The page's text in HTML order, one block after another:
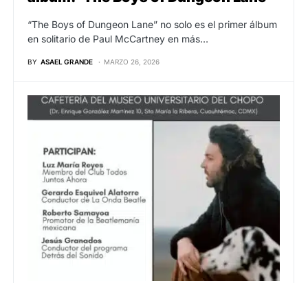
“The Boys of Dungeon Lane” no solo es el primer álbum
en solitario de Paul McCartney en más…
BY ASAEL GRANDE MARZO 26, 2026